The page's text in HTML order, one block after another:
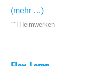
(mehr …)
Heimwerken